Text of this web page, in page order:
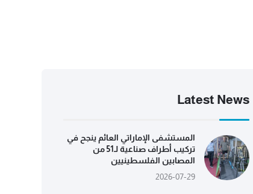
Latest News
المستشفى الإماراتي العائم ينجح في
تركيب أطراف صناعية لـ51 من
المصابين الفلسطينيين
2026-07-29